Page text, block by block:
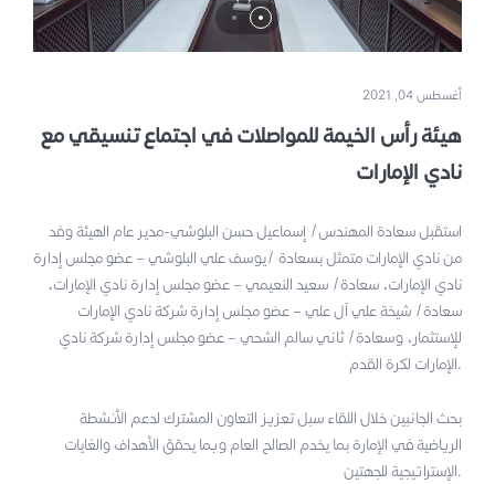
أغسطس 04, 2021
هيئة رأس الخيمة للمواصلات في اجتماع تنسيقي مع
نادي الإمارات
استقبل سعادة المهندس/ إسماعيل حسن البلوشي-مدير عام الهيئة وفد
من نادي الإمارات متمثل بسعادة /يوسف علي البلوشي – عضو مجلس إدارة
نادي الإمارات، سعادة/ سعيد النعيمي – عضو مجلس إدارة نادي الإمارات،
سعادة/ شيخة علي اَل علي – عضو مجلس إدارة شركة نادي الإمارات
للإستثمار، وسعادة/ ثاني سالم الشحي – عضو مجلس إدارة شركة نادي
الإمارات لكرة القدم.
بحث الجانبين خلال اللقاء سبل تعزيز التعاون المشترك لدعم الأنشطة
الرياضية في الإمارة بما يخدم الصالح العام وبما يحقق الأهداف والغايات
الإستراتيجية للجهتين.